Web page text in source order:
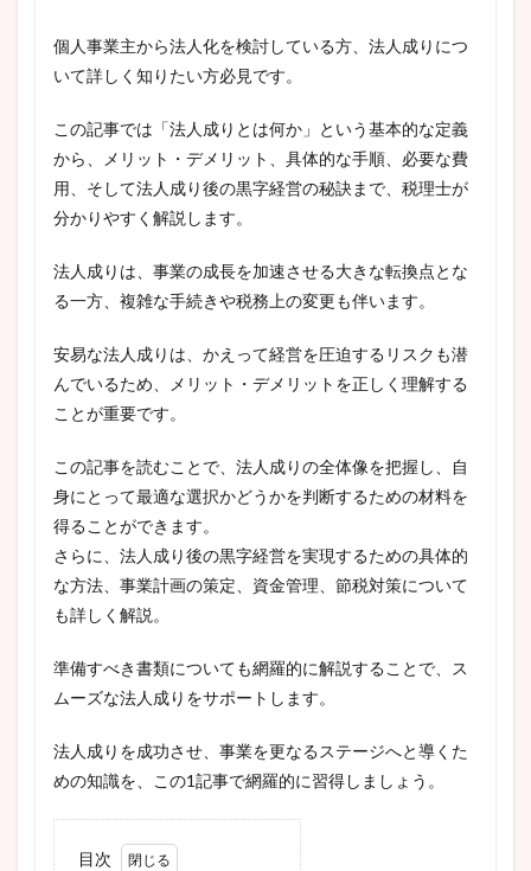
個人事業主から法人化を検討している方、法人成りにつ
いて詳しく知りたい方必見です。
この記事では「法人成りとは何か」という基本的な定義
から、メリット・デメリット、具体的な手順、必要な費
用、そして法人成り後の黒字経営の秘訣まで、税理士が
分かりやすく解説します。
法人成りは、事業の成長を加速させる大きな転換点とな
る一方、複雑な手続きや税務上の変更も伴います。
安易な法人成りは、かえって経営を圧迫するリスクも潜
んでいるため、メリット・デメリットを正しく理解する
ことが重要です。
この記事を読むことで、法人成りの全体像を把握し、自
身にとって最適な選択かどうかを判断するための材料を
得ることができます。
さらに、法人成り後の黒字経営を実現するための具体的
な方法、事業計画の策定、資金管理、節税対策について
も詳しく解説。
準備すべき書類についても網羅的に解説することで、ス
ムーズな法人成りをサポートします。
法人成りを成功させ、事業を更なるステージへと導くた
めの知識を、この1記事で網羅的に習得しましょう。
目次
現物出資
登記 登録免許税
目安
確定申告
社会保険
税理士
見せ金
設立人数
設立条件
設立準備チェックリスト
賃貸
資本金 軽貨物業
検索